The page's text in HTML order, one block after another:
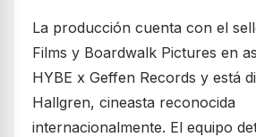
La producción cuenta con el
Films y Boardwalk Pictures en
HYBE x Geffen Records y está
Hallgren, cineasta reconocida
internacionalmente. El equipo